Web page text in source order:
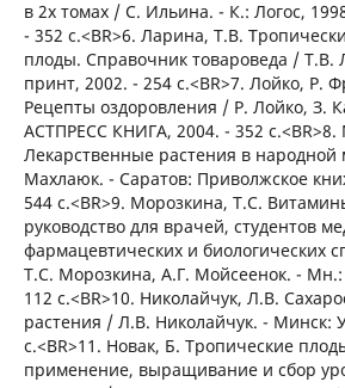
в 2х томах / С. Ильина. - К.: Логос,
- 352 с.<BR>6. Ларина, Т.В.
плоды. Справочник товароведа /
принт, 2002. - 254 с.<BR>7. Лойко, Р.
Рецепты оздоровления / Р. Лойко, З.
АСТПРЕСС КНИГА, 2004. - 352
Лекарственные растения в
Махлаюк. - Саратов: Приволжское
544 с.<BR>9. Морозкина, Т.С.
руководство для врачей, студентов
фармацевтических и биологических
Т.С. Морозкина, А.Г. Мойсеенок. -
112 с.<BR>10. Николайчук, Л.В.
растения / Л.В. Николайчук. - Минск:
с.<BR>11. Новак, Б. Тропические
применение, выращивание и сбор